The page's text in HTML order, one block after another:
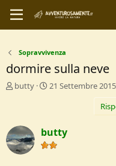
Sopravvivenza
dormire sulla neve
C
t
o
r
butty
D
d
i
I
21 Settembre 2015
butty